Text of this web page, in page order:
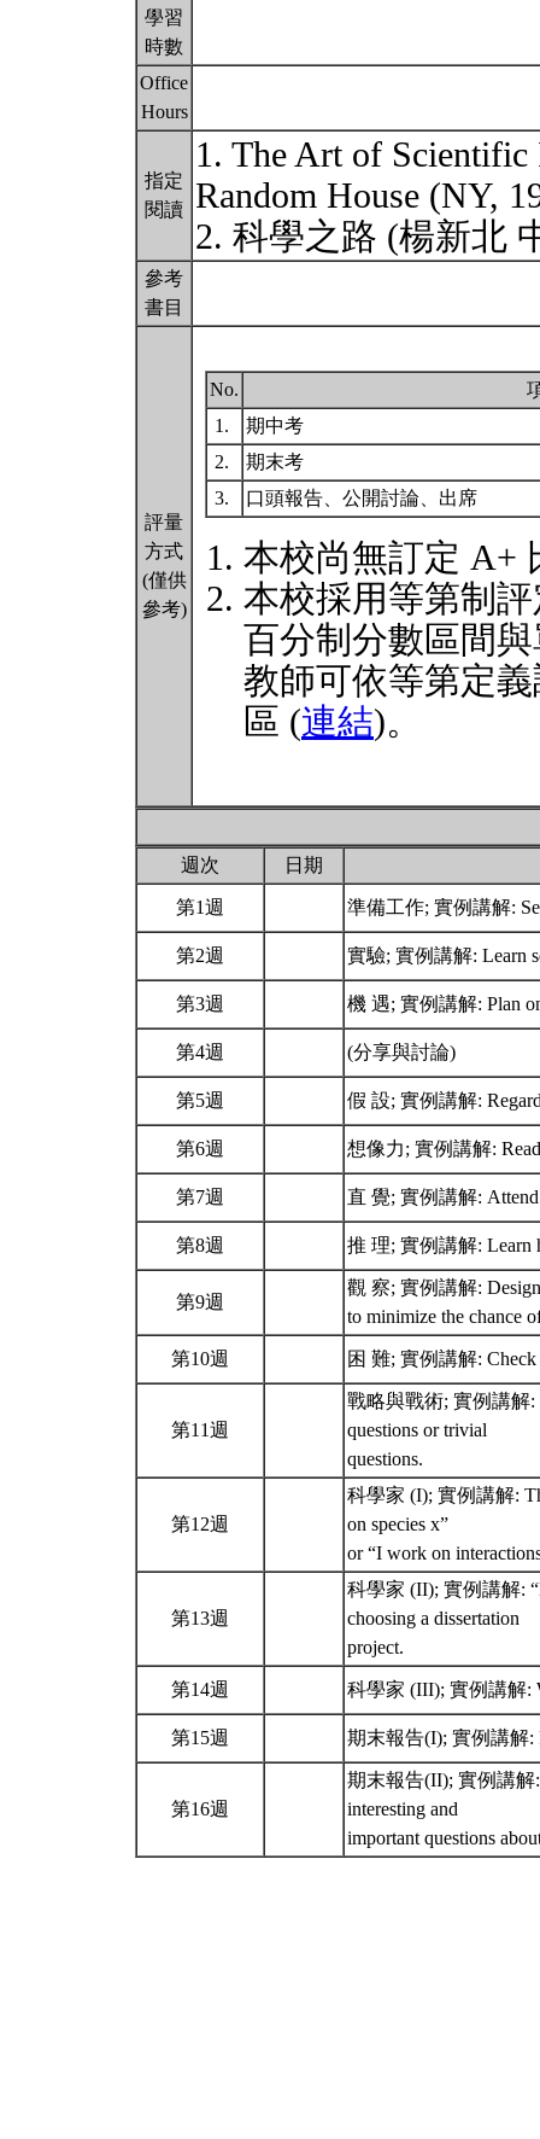
學習
時數
Office
Hours
指定
閱讀
1. The Art of
Random House (NY,
2. 科學之路 (楊新北
參考
書目
評量
方式
(僅供
參考)
No.
1.
期中考
2.
期末考
3.
口頭報告、公開討論、出席
本校尚無訂定 A+
本校採用等第制
百分制分數區間
教師可依等第定
區 (連結)。
週次 日期
第1週 準備工作; 實例講解:
第2週 實驗; 實例講解: Learn
第3週 機 遇; 實例講解: Plan
第4週 (分享與討論)
第5週 假 設; 實例講解:
第6週 想像力; 實例講解:
第7週 直 覺; 實例講解: Attend
第8週 推 理; 實例講解: Learn
第9週
觀 察; 實例講解: Design
to minimize the chance
第10週 困 難; 實例講解: Check
第11週
戰略與戰術; 實例講解:
questions or trivial
questions.
第12週
科學家 (I); 實例講解:
on species x”
or “I work on
第13週
科學家 (II); 實例講解:
choosing a dissertation
project.
第14週 科學家 (III); 實例講解:
第15週 期末報告(I); 實例講解:
第16週
期末報告(II); 實例講解:
interesting and
important questions